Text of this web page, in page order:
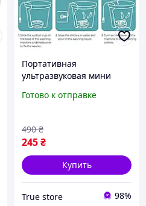
Портативная
ультразвуковая мини
кабелем MA-2 USB для
Готово к отправке
245₴
490 ₴
Купить
True store 98%